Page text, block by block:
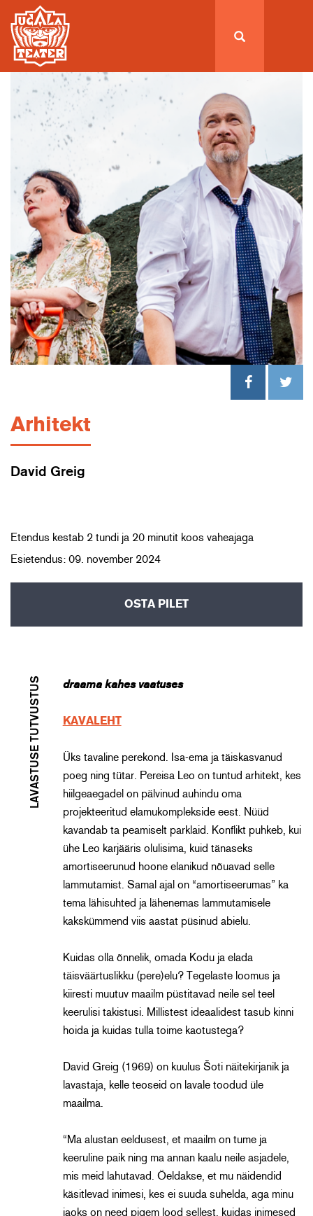
Arhitekt
David Greig
Etendus kestab 2 tundi ja 20 minutit koos vaheajaga
Esietendus: 09. november 2024
OSTA PILET
LAVASTUSE TUTVUSTUS draama kahes vaatuses
KAVALEHT
Üks tavaline perekond. Isa-ema ja täiskasvanud
poeg ning tütar. Pereisa Leo on tuntud arhitekt, kes
hiilgeaegadel on pälvinud auhindu oma
projekteeritud elamukomplekside eest. Nüüd
kavandab ta peamiselt parklaid. Konflikt puhkeb, kui
ühe Leo karjääris olulisima, kuid tänaseks
amortiseerunud hoone elanikud nõuavad selle
lammutamist. Samal ajal on “amortiseerumas” ka
tema lähisuhted ja lähenemas lammutamisele
kakskümmend viis aastat püsinud abielu.
Kuidas olla õnnelik, omada Kodu ja elada
täisväärtuslikku (pere)elu? Tegelaste loomus ja
kiiresti muutuv maailm püstitavad neile sel teel
keerulisi takistusi. Millistest ideaalidest tasub kinni
hoida ja kuidas tulla toime kaotustega?
David Greig (1969) on kuulus Šoti näitekirjanik ja
lavastaja, kelle teoseid on lavale toodud üle
maailma.
“Ma alustan eeldusest, et maailm on tume ja
keeruline paik ning ma annan kaalu neile asjadele,
mis meid lahutavad. Öeldakse, et mu näidendid
käsitlevad inimesi, kes ei suuda suhelda, aga minu
jaoks on need pigem lood sellest, kuidas inimesed